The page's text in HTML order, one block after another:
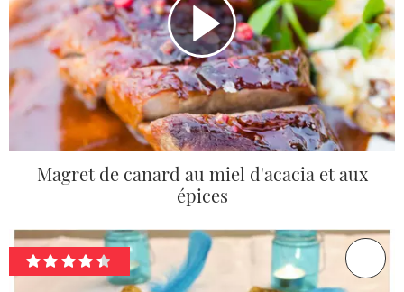
Magret de canard au miel d'acacia et aux
épices